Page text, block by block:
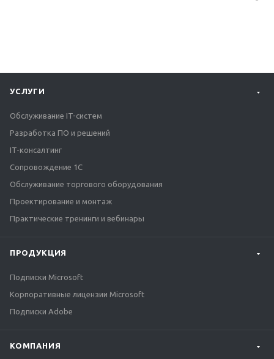
УСЛУГИ
Обслуживание IT-систем
Разработка ПО и решений
IT-консалтинг
Сопровождение 1С
Обслуживание торгового оборудования
Проектирование и монтаж
Практические тренинги и вебинары
ПРОДУКЦИЯ
Подписки Microsoft
Корпоративные лицензии Microsoft
Подписки Adobe
КОМПАНИЯ